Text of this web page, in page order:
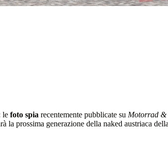
le foto spia recentemente pubblicate su Motorrad &
prossima generazione della naked austriaca